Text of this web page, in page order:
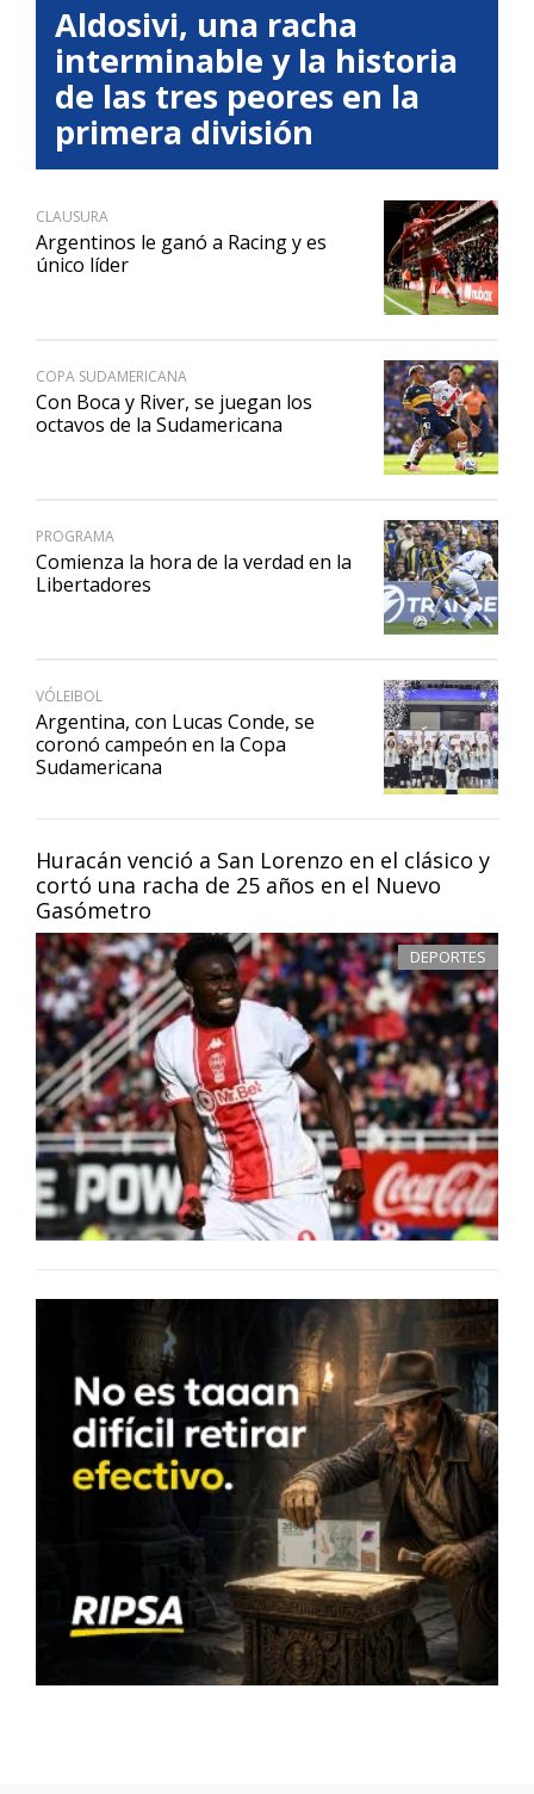
Huracán venció a San Lorenzo en el clásico y
cortó una racha de 25 años en el Nuevo
Gasómetro
DEPORTES
Aldosivi, una racha
interminable y la historia
de las tres peores en la
primera división
CLAUSURA
Argentinos le ganó a Racing y es
único líder
COPA SUDAMERICANA
Con Boca y River, se juegan los
octavos de la Sudamericana
PROGRAMA
Comienza la hora de la verdad en la
Libertadores
VÓLEIBOL
Argentina, con Lucas Conde, se
coronó campeón en la Copa
Sudamericana